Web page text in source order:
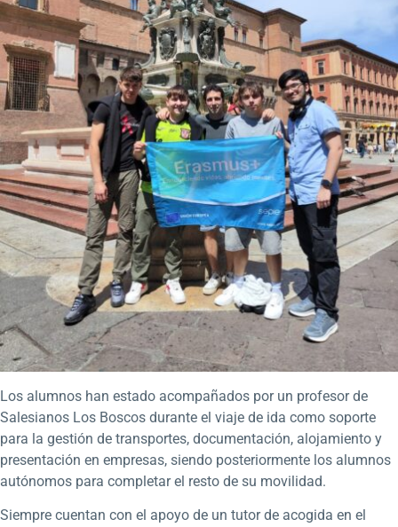
Los alumnos han estado acompañados por un profesor de
Salesianos Los Boscos durante el viaje de ida como soporte
para la gestión de transportes, documentación, alojamiento y
presentación en empresas, siendo posteriormente los alumnos
autónomos para completar el resto de su movilidad.
Siempre cuentan con el apoyo de un tutor de acogida en el